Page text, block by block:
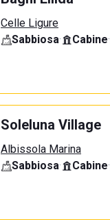
Celle Ligure
Sabbiosa· Cabine·
Soleluna Village
Albissola Marina
Sabbiosa· Cabine·